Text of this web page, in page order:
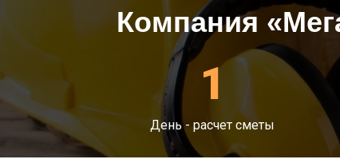
Компания
1
День - расчет сметы